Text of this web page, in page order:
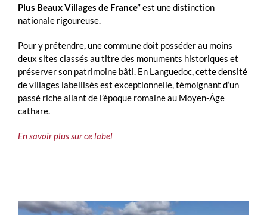
Plus Beaux Villages de France”est une distinction
nationale rigoureuse.
Pour y prétendre, une commune doit posséder au moins
deux sites classés au titre des monuments historiques et
préserver son patrimoine bâti. En Languedoc, cette densité
de villages labellisés est exceptionnelle, témoignant d’un
passé riche allant de l’époque romaine au Moyen-Âge
cathare.
En savoir plus sur ce label